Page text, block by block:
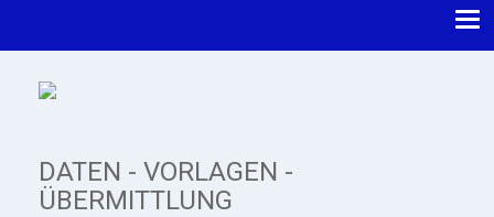
DATEN - VORLAGEN -
ÜBERMITTLUNG